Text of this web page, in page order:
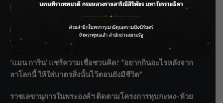
แกะท่า #นอกจอนอกใจ
กรมชลฯ รับฟังประชาชน ติดตามแก้ปัญหาโครงการประตู
ระบายน้ำศรีสองรักฯ
‘แมน การิน’ แชร์ความเชื่อชวนคิด! “อยากกินอะไรหลังจาก
ลาโลกนี้ ให้ใส่บาตรสิ่งนั้นไว้ตอนยังมีชีวิต”
ราชเลขานุการในพระองค์ฯ ติดตามโครงการหุบกะพง–ห้วย